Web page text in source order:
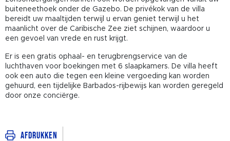
buiteneethoek onder de Gazebo. De privékok van de villa
bereidt uw maaltijden terwijl u ervan geniet terwijl u het
maanlicht over de Caribische Zee ziet schijnen, waardoor u
een gevoel van vrede en rust krijgt.
Er is een gratis ophaal- en terugbrengservice van de
luchthaven voor boekingen met 6 slaapkamers. De villa heeft
ook een auto die tegen een kleine vergoeding kan worden
gehuurd, een tijdelijke Barbados-rijbewijs kan worden geregeld
door onze conciërge.
Afdrukken